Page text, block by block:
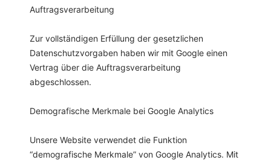
Auftragsverarbeitung
Zur vollständigen Erfüllung der gesetzlichen
Datenschutzvorgaben haben wir mit Google einen
Vertrag über die Auftragsverarbeitung
abgeschlossen.
Demografische Merkmale bei Google Analytics
Unsere Website verwendet die Funktion
“demografische Merkmale” von Google Analytics. Mit